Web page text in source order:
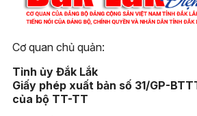
Cơ quan chủ quản:
Tỉnh ủy Đắk Lắk
Giấy phép xuất bản số 31/GP-
của bộ TT-TT